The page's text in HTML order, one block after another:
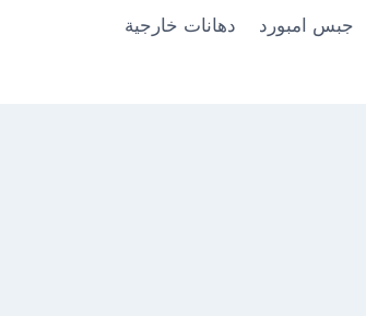
جبس امبورد دهانات خارجية